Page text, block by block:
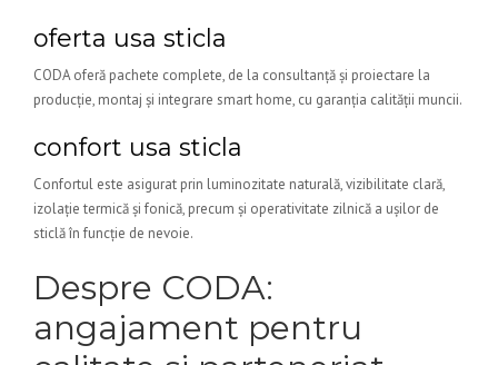
oferta usa sticla
CODA oferă pachete complete, de la consultanță și proiectare la
producție, montaj și integrare smart home, cu garanția calității muncii.
confort usa sticla
Confortul este asigurat prin luminozitate naturală, vizibilitate clară,
izolație termică și fonică, precum și operativitate zilnică a ușilor de
sticlă în funcție de nevoie.
Despre CODA:
angajament pentru